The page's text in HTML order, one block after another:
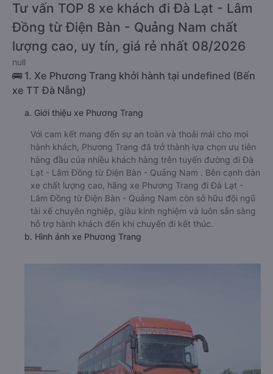
Tư vấn TOP 8 xe khách đi Đà Lạt - Lâm
Đồng từ Điện Bàn - Quảng Nam chất
lượng cao, uy tín, giá rẻ nhất 08/2026
null
🚌 1. Xe Phương Trang khởi hành tại undefined (Bến
xe TT Đà Nẵng)
a. Giới thiệu xe Phương Trang
Với cam kết mang đến sự an toàn và thoải mái cho mọi
hành khách, Phương Trang đã trở thành lựa chọn ưu tiên
hàng đầu của nhiều khách hàng trên tuyến đường đi Đà
Lạt - Lâm Đồng từ Điện Bàn - Quảng Nam . Bên cạnh dàn
xe chất lượng cao, hãng xe Phương Trang đi Đà Lạt -
Lâm Đồng từ Điện Bàn - Quảng Nam còn sở hữu đội ngũ
tài xế chuyên nghiệp, giàu kinh nghiệm và luôn sẵn sàng
hỗ trợ hành khách đến khi chuyến đi kết thúc.
b. Hình ảnh xe Phương Trang